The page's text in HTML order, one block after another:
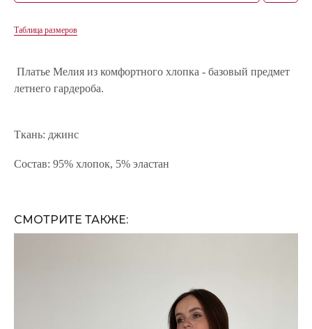
Таблица размеров
Платье Мелия из комфортного хлопка - базовый предмет
летнего гардероба.
Ткань: джинс
Состав: 95% хлопок, 5% эластан
СМОТРИТЕ ТАКЖЕ: